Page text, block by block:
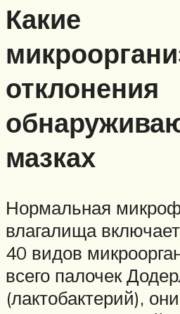
Какие
отклонения
мазках
Нормальная
влагалища
40 видов
всего палочек
(лактобактерий),